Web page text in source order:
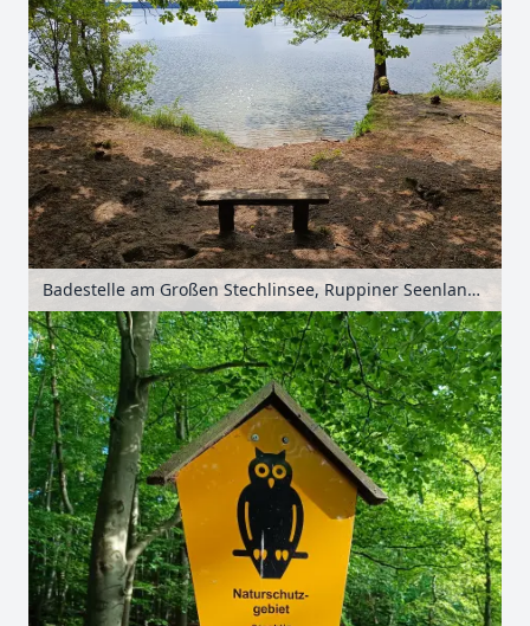
Badestelle am Großen Stechlinsee, Ruppiner Seenland, Brandenburg, Deutschland